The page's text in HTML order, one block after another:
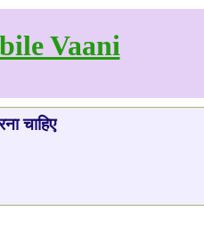
Vaani
चाहिए